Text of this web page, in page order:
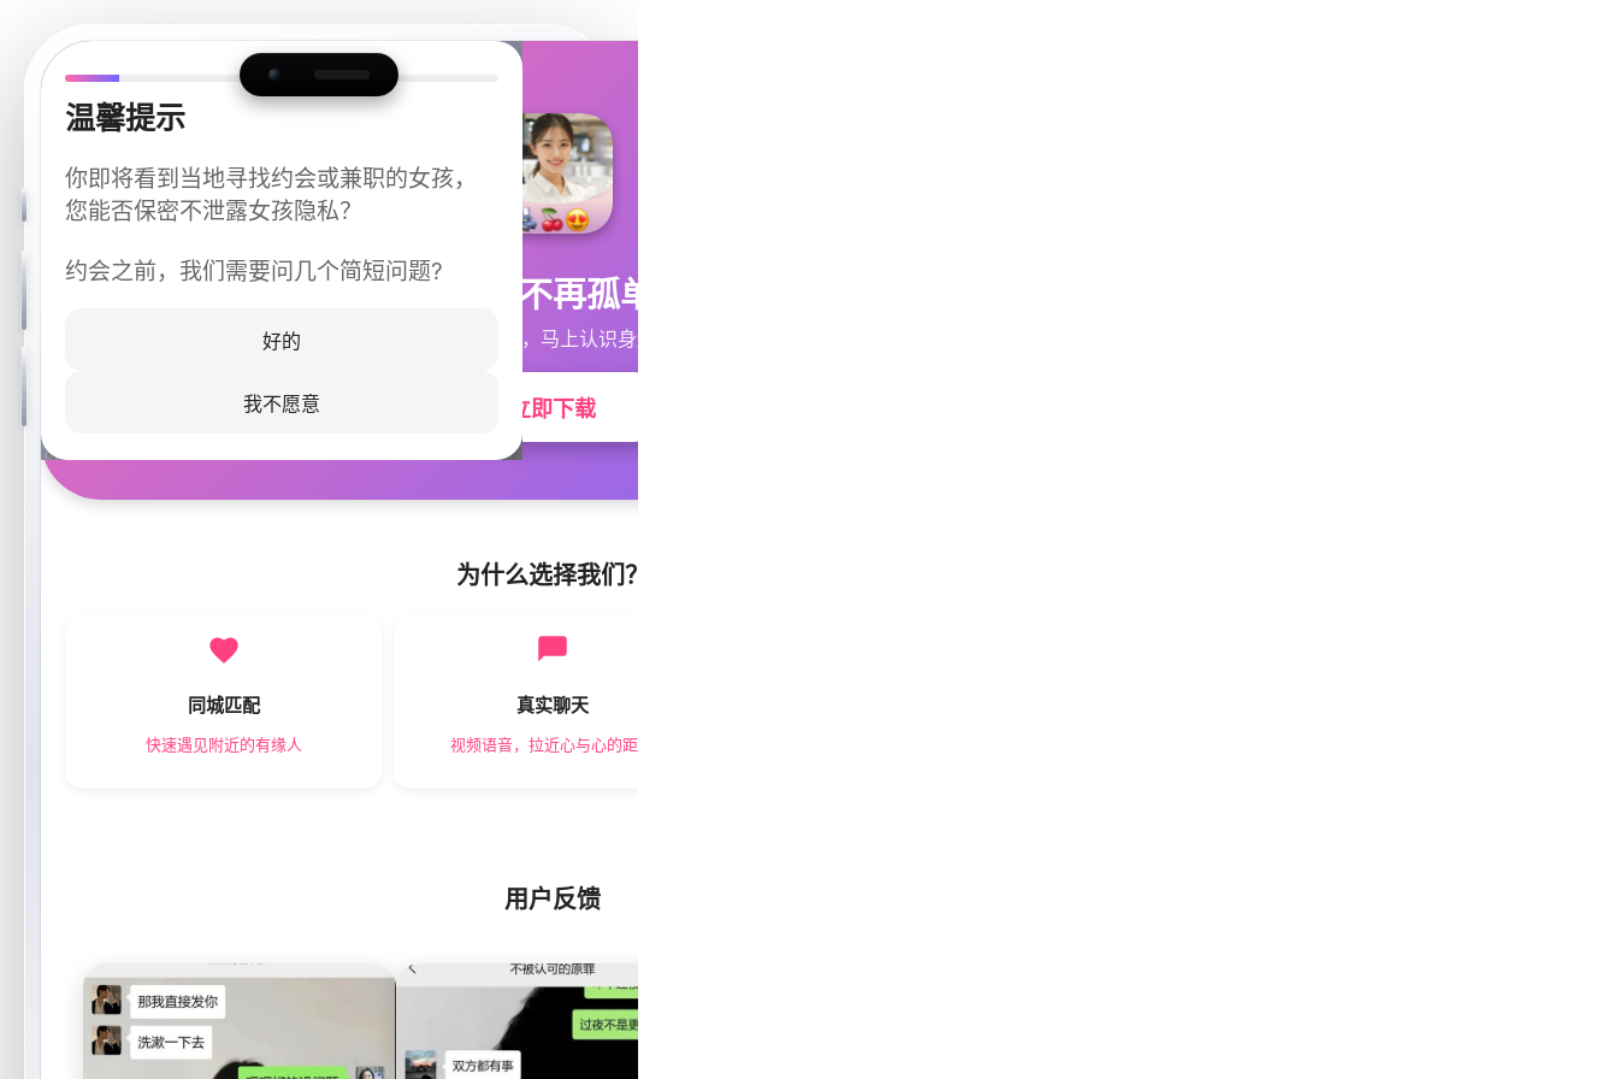
温馨提示
你即将看到当地寻找约会或兼职的女孩，
您能否保密不泄露女孩隐私？
约会之前，我们需要问几个简短问题?
好的
我不愿意
今晚不再孤单
同城快速匹配，马上认识身边的TA
立即下载
为什么选择我们？
同城匹配
快速遇见附近的有缘人
真实聊天
视频语音，拉近心与心的距离
用户反馈